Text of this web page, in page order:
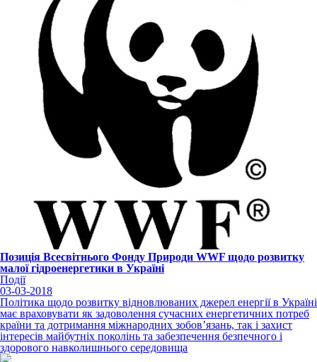
Позиція Всесвітнього Фонду Природи WWF щодо розвитку
малої гідроенергетики в Україні
Події
03-03-2018
Політика щодо розвитку відновлюваних джерел енергії в Україні
має враховувати як задоволення сучасних енергетичних потреб
країни та дотримання міжнародних зобов’язань, так і захист
інтересів майбутніх поколінь та забезпечення безпечного і
здорового навколишнього середовища